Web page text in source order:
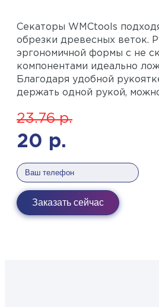
Секаторы WMCtools
обрезки древесных веток.
эргономичной формы с не
компонентами идеально
Благодаря удобной
держать одной рукой,
23.76р.
20 р.
Заказать сейчас